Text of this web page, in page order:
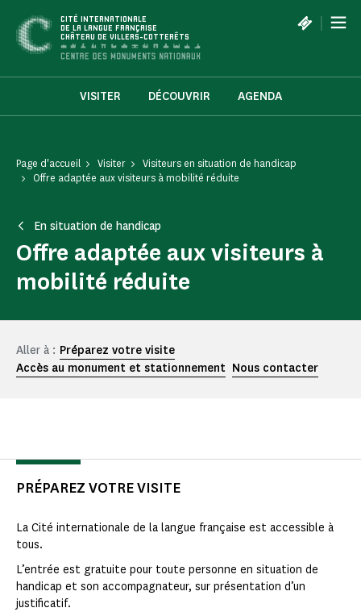
CITÉ INTERNATIONALE
DE LA LANGUE FRANÇAISE
CHÂTEAU DE VILLERS-COTTERÊTS
|
VISITER DÉCOUVRIR AGENDA
Page d'accueil Visiter
Visiteurs en situation de handicap
Offre adaptée aux visiteurs à mobilité réduite
En situation de handicap
Offre adaptée aux visiteurs à
mobilité réduite
Aller à : Préparez votre visite
Accès au monument et stationnement Nous contacter
PRÉPAREZ VOTRE VISITE
La Cité internationale de la langue française est accessible à
tous.
L’entrée est gratuite pour toute personne en situation de
handicap et son accompagnateur, sur présentation d’un
justificatif.